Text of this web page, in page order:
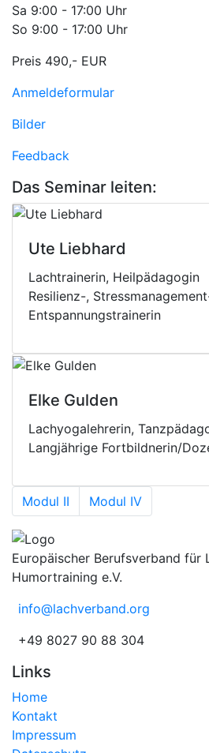
Sa 9:00 - 17:00 Uhr
So 9:00 - 17:00 Uhr
Preis 490,- EUR
Anmeldeformular
Bilder
Feedback
Das Seminar leiten:
Ute Liebhard
Lachtrainerin, Heilpädagogin
Resilienz-,
Entspannungstrainerin
Elke Gulden
Lachyogalehrerin,
Langjährige Fortbildnerin/
Modul II Modul IV
Europäischer Berufsverband für
Humortraining e.V.
info@lachverband.org
+49 8027 90 88 304
Links
Home
Kontakt
Impressum